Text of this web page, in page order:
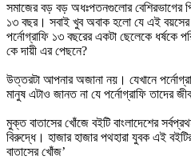
সমাজের বড় বড় অধঃপতনগুলোর বেশিরভাগের
১৩ বছর। সবাই খুব অবাক হলো যে এই বয়সের
পর্নোগ্রাফি ১৩ বছরের একটা ছেলেকে
কে দায়ী এর পেছনে?
উত্তরটা আপনার অজানা নয়। যেখানে
মানুষ এটাও জানত না যে পর্নোগ্রাফি তাদের
মুক্ত বাতাসের খোঁজে বইটি বাংলাদেশের
বিরুদ্ধে। হাজার হাজার পথহারা যুবক এই
বাতাসের খোঁজ’